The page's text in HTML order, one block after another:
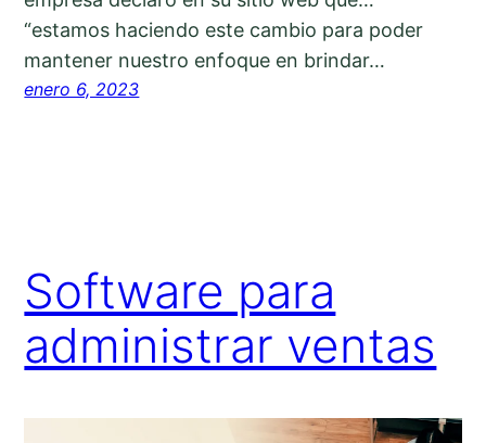
“estamos haciendo este cambio para poder
mantener nuestro enfoque en brindar…
enero 6, 2023
Software para
administrar ventas